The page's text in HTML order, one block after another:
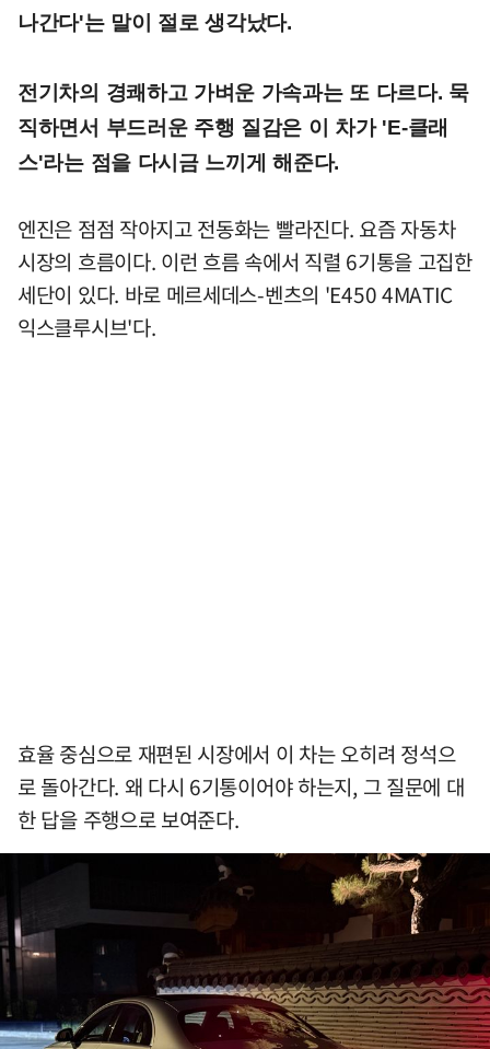
나간다'는 말이 절로 생각났다.
전기차의 경쾌하고 가벼운 가속과는 또 다르다. 묵
직하면서 부드러운 주행 질감은 이 차가 'E-클래
스'라는 점을 다시금 느끼게 해준다.
엔진은 점점 작아지고 전동화는 빨라진다. 요즘 자동차
시장의 흐름이다. 이런 흐름 속에서 직렬 6기통을 고집한
세단이 있다. 바로 메르세데스-벤츠의 'E450 4MATIC
익스클루시브'다.
효율 중심으로 재편된 시장에서 이 차는 오히려 정석으
로 돌아간다. 왜 다시 6기통이어야 하는지, 그 질문에 대
한 답을 주행으로 보여준다.